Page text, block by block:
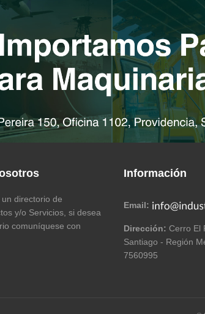
directorio de
y/o Servicios, si desea
comuníquese con
Información
Email:
Dirección: Cerro El
Santiago - Región
7560995